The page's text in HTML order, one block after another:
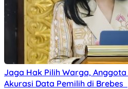
Jaga Hak Pilih Warga, Anggota
Akurasi Data Pemilih di Brebes